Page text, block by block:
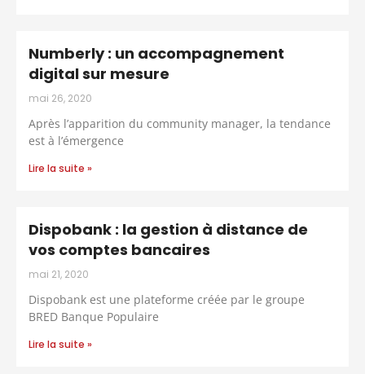
Numberly : un accompagnement
digital sur mesure
mai 26, 2020
Après l’apparition du community manager, la tendance
est à l’émergence
Lire la suite »
Dispobank : la gestion à distance de
vos comptes bancaires
mai 21, 2020
Dispobank est une plateforme créée par le groupe
BRED Banque Populaire
Lire la suite »